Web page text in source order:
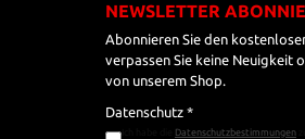
NEWSLETTER
Abonnieren Sie den
verpassen Sie keine Neuigkeit
von unserem Shop.
Datenschutz *
Datenschutzbestimmungen